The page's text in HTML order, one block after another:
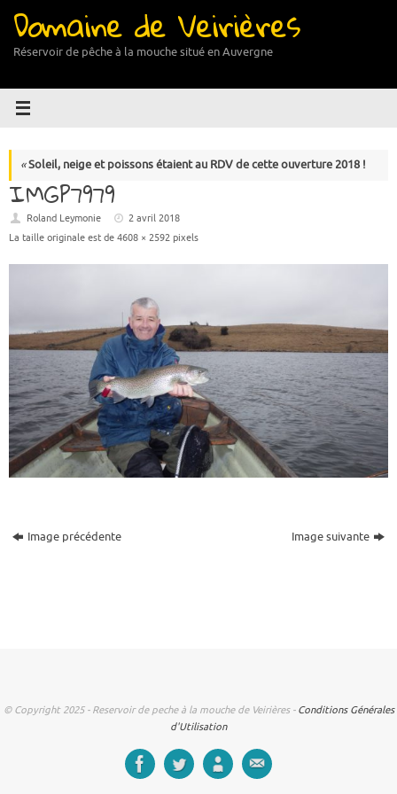
contenu
Domaine de Veirières
Réservoir de pêche à la mouche situé en Auvergne
«Soleil, neige et poissons étaient au RDV de cette ouverture 2018 !
IMGP7979
Roland Leymonie
2 avril 2018
La taille originale est de 4608 × 2592 pixels
Image précédente Image suivante
© Copyright 2025 - Reservoir de peche à la mouche de Veirières - Conditions Générales
d'Utilisation